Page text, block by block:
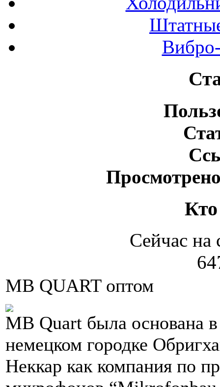
Кто
Сейчас на
MB QUART оптом
MB Quart была основана
немецком городке
Неккар как компания по